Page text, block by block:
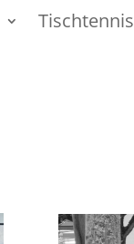
Tischtennis